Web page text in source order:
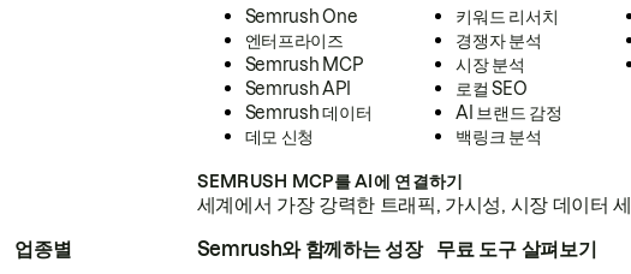
Semrush One
엔터프라이즈
Semrush MCP
Semrush API
Semrush 데이터
데모 신청
키워드 리서치
경쟁자 분석
시장 분석
로컬 SEO
AI 브랜드 감정
백링크 분석
SEMRUSH MCP를 AI에 연결하기
세계에서 가장 강력한 트래픽, 가시성, 시장 데이터
업종별 Semrush와 함께하는 성장 무료 도구 살펴보기